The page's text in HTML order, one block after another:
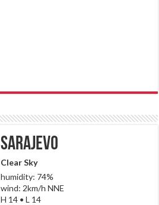
Sarajevo
Clear Sky
humidity: 74%
wind: 2km/h NNE
H 14 • L 14